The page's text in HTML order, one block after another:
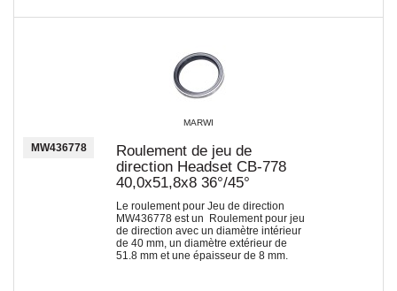
MARWI
MW436778
Roulement de jeu de
direction Headset CB-778
40,0x51,8x8 36°/45°
Le roulement pour Jeu de direction
MW436778 est un Roulement pour jeu
de direction avec un diamètre intérieur
de 40 mm, un diamètre extérieur de
51.8 mm et une épaisseur de 8 mm.